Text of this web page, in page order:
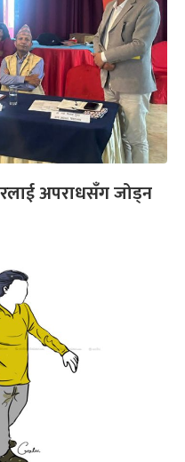
अपराधसँग जोड्न